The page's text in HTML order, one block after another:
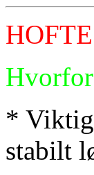
* Viktig
stabilt